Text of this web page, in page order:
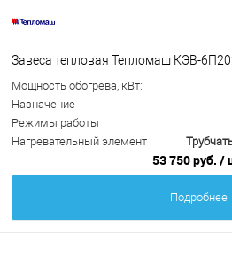
Завеса тепловая Тепломаш КЭВ-
Мощность обогрева, кВт:
Назначение
Режимы работы
Нагревательный элемент
53 750 руб. /
Подробнее